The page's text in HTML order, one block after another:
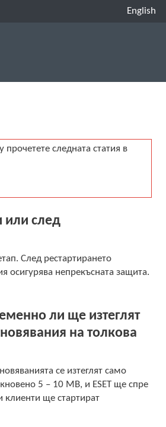
English
следната статия в
или след
След рестартирането
осигурява непрекъсната защита.
ли ще изтеглят
на толкова
се изтеглят само
5 – 10 MB, и ESET ще спре
клиенти ще стартират